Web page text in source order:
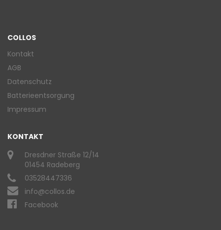
COLLOS
Kontakt
AGB
Datenschutz
Batterieentsorgung
Impressum
KONTAKT
Dresdner Straße 12/14
01454 Radeberg
03528447336
info@collos.de
Facebook